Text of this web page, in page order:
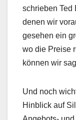
schrieben Ted
denen wir
gesehen ein
wo die Preise
können wir
Und noch
Hinblick auf